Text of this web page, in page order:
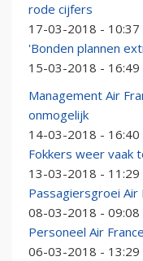
rode cijfers
17-03-2018 - 10:37
'Bonden plannen
15-03-2018 - 16:49
Management Air
onmogelijk
14-03-2018 - 16:40
Fokkers weer vaak
13-03-2018 - 11:29
Passagiersgroei Air
08-03-2018 - 09:08
Personeel Air
06-03-2018 - 13:29